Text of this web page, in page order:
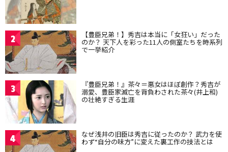
2 【豊臣兄弟！】秀吉は本当に「女狂い」だった
のか？ 天下人を彩った11人の側室たちを時系列
で一挙紹介
3 『豊臣兄弟！』茶々＝悪女はほぼ創作？秀吉が
溺愛、豊臣家滅亡を背負わされた茶々(井上和)
の壮絶すぎる生涯
4 なぜ浅井の旧臣は秀吉に従ったのか？ 武力を使
わず“自分の味方”に変えた裏工作の技法とは